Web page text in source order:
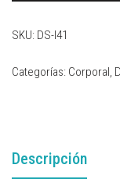
SKU: DS-I41
Categorías: Corporal ,
Descripción